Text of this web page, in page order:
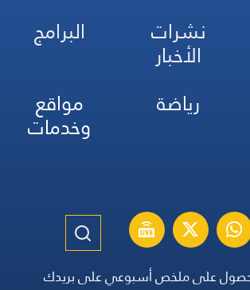
نشرات
الأخبار
البرامج
رياضة مواقع
وخدمات
على ملخص أسبوعي على بريدك